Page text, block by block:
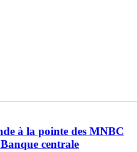
à la pointe des MNBC
centrale